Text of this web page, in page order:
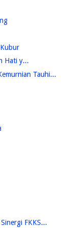
Hati y...
Tauhi...
FKKS...